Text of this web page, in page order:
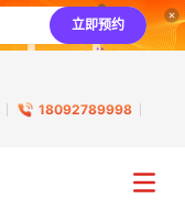
立即预约
18092789998